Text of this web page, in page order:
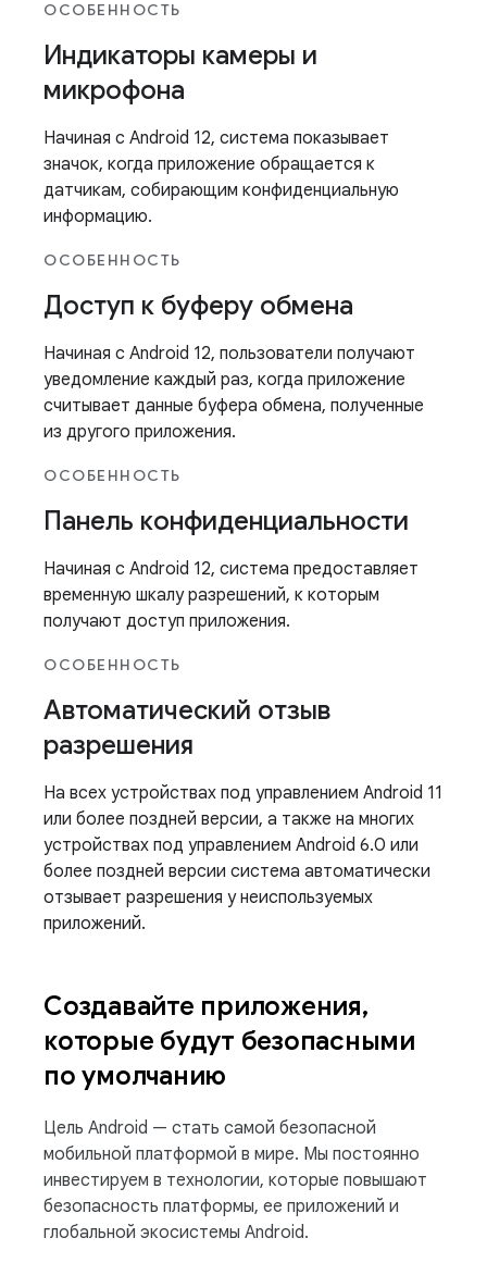
ОСОБЕННОСТЬ
Индикаторы камеры и
микрофона
Начиная с Android 12, система показывает
значок, когда приложение обращается к
датчикам, собирающим конфиденциальную
информацию.
ОСОБЕННОСТЬ
Доступ к буферу обмена
Начиная с Android 12, пользователи получают
уведомление каждый раз, когда приложение
считывает данные буфера обмена, полученные
из другого приложения.
ОСОБЕННОСТЬ
Панель конфиденциальности
Начиная с Android 12, система предоставляет
временную шкалу разрешений, к которым
получают доступ приложения.
ОСОБЕННОСТЬ
Автоматический отзыв
разрешения
На всех устройствах под управлением Android 11
или более поздней версии, а также на многих
устройствах под управлением Android 6.0 или
более поздней версии система автоматически
отзывает разрешения у неиспользуемых
приложений.
Создавайте приложения,
которые будут безопасными
по умолчанию
Цель Android — стать самой безопасной
мобильной платформой в мире. Мы постоянно
инвестируем в технологии, которые повышают
безопасность платформы, ее приложений и
глобальной экосистемы Android.